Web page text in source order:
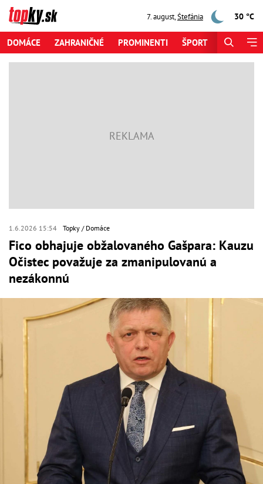
7. august,Štefánia 30 °C
DOMÁCE ZAHRANIČNÉ PROMINENTI ŠPORT
1.6.2026 15:54 Topky Domáce
Fico obhajuje obžalovaného Gašpara: Kauzu
Očistec považuje za zmanipulovanú a
nezákonnú